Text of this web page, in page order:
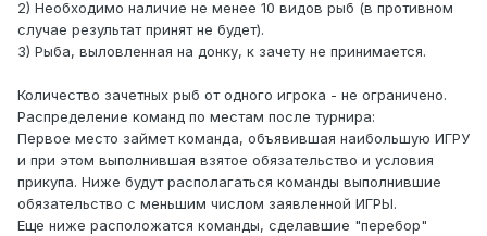
2) Необходимо наличие не менее 10 видов рыб (в противном
случае результат принят не будет).
3) Рыба, выловленная на донку, к зачету не принимается.
Количество зачетных рыб от одного игрока - не ограничено.
Распределение команд по местам после турнира:
Первое место займет команда, объявившая наибольшую ИГРУ
и при этом выполнившая взятое обязательство и условия
прикупа. Ниже будут располагаться команды выполнившие
обязательство с меньшим числом заявленной ИГРЫ.
Еще ниже расположатся команды, сделавшие "перебор"